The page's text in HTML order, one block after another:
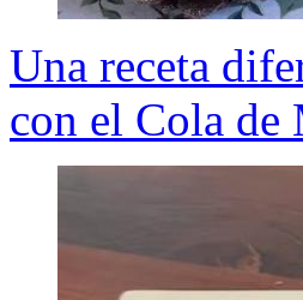
Una receta
con el Cola de